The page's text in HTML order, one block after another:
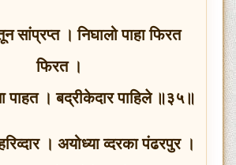
सांप्रप्त । निघालो पाहा फिरत
फिरत ।
पाहत । बद्रीकेदार पाहिले ॥३५॥
। अयोध्या व्दरका पंढरपुर ।